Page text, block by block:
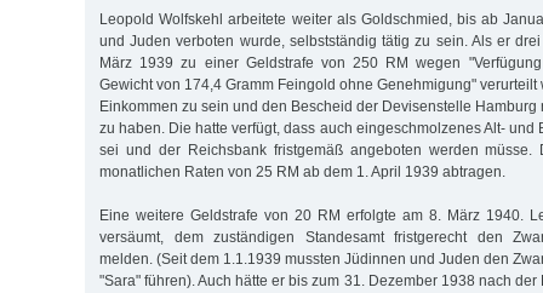
Leopold Wolfskehl arbeitete weiter als Goldschmied, bis ab
und Juden verboten wurde, selbstständig tätig zu sein. Als er
März 1939 zu einer Geldstrafe von 250 RM wegen
Gewicht von 174,4 Gramm Feingold ohne Genehmigung" verurteilt
Einkommen zu sein und den Bescheid der Devisenstelle Hamburg
zu haben. Die hatte verfügt, dass auch eingeschmolzenes Alt- und
sei und der Reichsbank fristgemäß angeboten werden
monatlichen Raten von 25 RM ab dem 1. April 1939 abtragen.
Eine weitere Geldstrafe von 20 RM erfolgte am 8. März 1940.
versäumt, dem zuständigen Standesamt fristgerecht den
melden. (Seit dem 1.1.1939 mussten Jüdinnen und Juden den
"Sara" führen). Auch hätte er bis zum 31. Dezember 1938 nach